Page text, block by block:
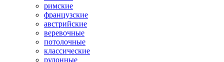
римские
французские
австрийские
веревочные
потолочные
классические
рулонные